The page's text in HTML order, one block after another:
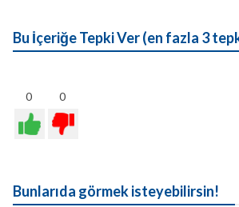
Bu İçeriğe Tepki Ver (en fazla 3
0 0
Bunlarıda görmek isteyebilirsin!